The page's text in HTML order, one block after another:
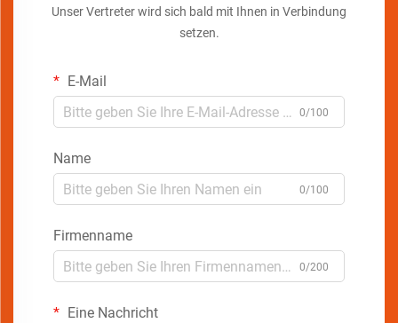
Unser Vertreter wird sich bald mit Ihnen in Verbindung
setzen.
E-Mail
0/100
Name
0/100
Firmenname
0/200
Eine Nachricht